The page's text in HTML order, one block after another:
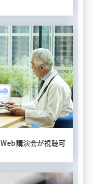
Web講演会が視聴可